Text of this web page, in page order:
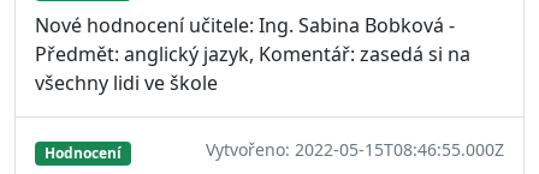
Nové hodnocení učitele: Ing. Sabina Bobková -
Předmět: anglický jazyk, Komentář: zasedá si na
všechny lidi ve škole
Hodnocení Vytvořeno: 2022-05-15T08:46:55.000Z